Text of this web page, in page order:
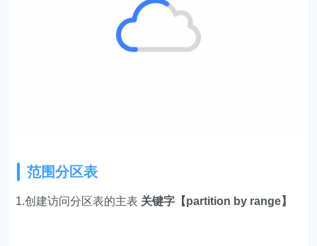
范围分区表
1.创建访问分区表的主表 关键字【partition by range】